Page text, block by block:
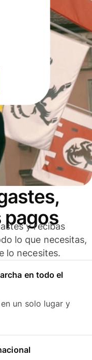
pagos
y recibas
lo que necesitas,
lo necesites.
en todo el
un solo lugar y